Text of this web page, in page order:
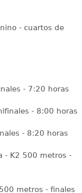
- cuartos de
- 7:20 horas
- 8:00 horas
- 8:20 horas
- K2 500 metros -
metros - finales